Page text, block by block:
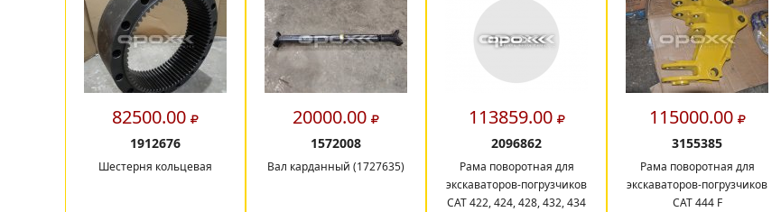
82500.00
1912676
Шестерня кольцевая
20000.00
1572008
Вал карданный (1727635)
113859.00
2096862
Рама поворотная для
экскаваторов-погрузчиков
CAT 422, 424, 428, 432, 434
115000.00
3155385
Рама поворотная для
экскаваторов-погрузчиков
САТ 444 F